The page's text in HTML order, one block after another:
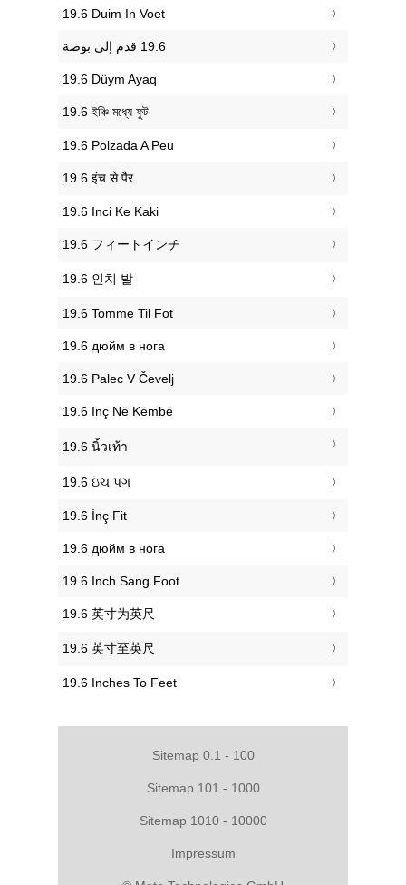
‎19.6 Duim In Voet
‎19.6 Düym Ayaq
‎19.6 ইঞ্চি মধ্যে ফুট
‎19.6 Polzada A Peu
‎19.6 इंच से पैर
‎19.6 Inci Ke Kaki
‎19.6 フィートインチ
‎19.6 인치 발
‎19.6 Tomme Til Fot
‎19.6 дюйм в нога
‎19.6 Palec V Čevelj
‎19.6 Inç Në Këmbë
‎19.6 นิ้วเท้า
‎19.6 ઇંચ પગ
‎19.6 İnç Fit
‎19.6 дюйм в нога
‎19.6 Inch Sang Foot
‎19.6 英寸为英尺
‎19.6 英寸至英尺
‎19.6 Inches To Feet
Sitemap 0.1 - 100
Sitemap 101 - 1000
Sitemap 1010 - 10000
Impressum